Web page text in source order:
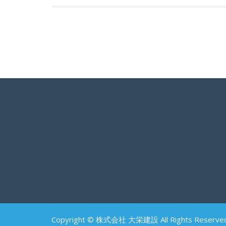
Copyright © 株式会社 大栄建設 All Rights